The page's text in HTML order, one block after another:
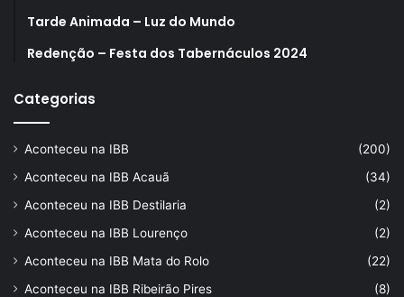
Tarde Animada – Luz do Mundo
Redenção – Festa dos Tabernáculos 2024
Categorias
Aconteceu na IBB
(200)
Aconteceu na IBB Acauã
(34)
Aconteceu na IBB Destilaria
(2)
Aconteceu na IBB Lourenço
(2)
Aconteceu na IBB Mata do Rolo
(22)
Aconteceu na IBB Ribeirão Pires
(8)